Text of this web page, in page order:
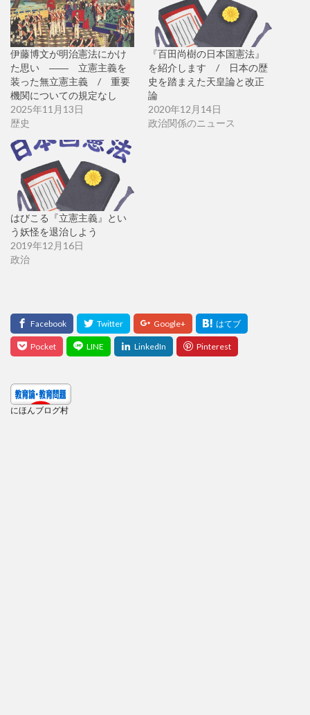
伊藤博文が明治憲法にかけ
た思い ―― 立憲主義を
装った無立憲主義 / 重要
機関についての規定なし
2025年11月13日
歴史
『百田尚樹の日本国憲法』
を紹介します / 日本の歴
史を踏まえた天皇論と改正
論
2020年12月14日
政治関係のニュース
はびこる『立憲主義』とい
う妖怪を退治しよう
2019年12月16日
政治
にほんブログ村